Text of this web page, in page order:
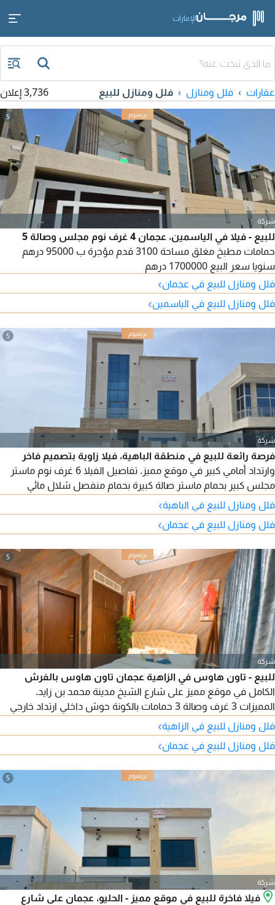
الإمارات
عقارات فلل ومنازل فلل ومنازل للبيع 3,736 إعلان
5
شركة
للبيع - فيلا في الياسمين، عجمان 4 غرف نوم مجلس وصالة 5
حمامات مطبخ مغلق مساحة 3100 قدم مؤجرة ب 95000 درهم
سنويا سعر البيع 1700000 درهم
فلل ومنازل للبيع في عجمان›
فلل ومنازل للبيع في الياسمين›
5
شركة
فرصة رائعة للبيع في منطقة الباهية، فيلا زاوية بتصميم فاخر
وارتداد أمامي كبير في موقع مميز. تفاصيل الفيلا 6 غرف نوم ماستر
مجلس كبير بحمام ماستر صالة كبيرة بحمام منفصل شلال مائي
مضيء مطبخ عصري بمساحة كبيرة تكييف مركزي بنظام تحكم ذكي
المساحة 3014 قدم السعر 2050000 درهم
فلل ومنازل للبيع في الباهية›
فلل ومنازل للبيع في عجمان›
5
شركة
للبيع - تاون هاوس في الزاهية عجمان تاون هاوس بالفرش
الكامل في موقع مميز على شارع الشيخ مدينة محمد بن زايد.
المميزات 3 غرف وصالة 3 حمامات بالكونة حوش داخلي ارتداد خارجي
درهم القسط 14300 درهم المتبقي 371785 درهم الاجمالي 821785
درهم
فلل ومنازل للبيع في الزاهية›
فلل ومنازل للبيع في عجمان›
5
شركة
فيلا فاخرة للبيع في موقع مميز - الحليو، عجمان على شارع